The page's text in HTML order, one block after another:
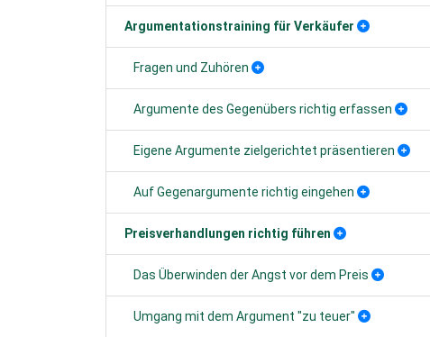
Argumentationstraining für Verkäufer
Fragen und Zuhören
Argumente des Gegenübers richtig erfassen
Eigene Argumente zielgerichtet präsentieren
Auf Gegenargumente richtig eingehen
Preisverhandlungen richtig führen
Das Überwinden der Angst vor dem Preis
Umgang mit dem Argument "zu teuer"